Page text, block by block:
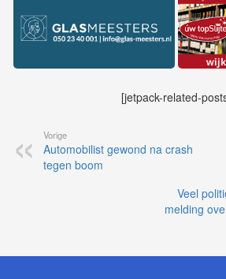
[jetpack-related-
Vorige
Automobilist gewond na crash
tegen boom
Veel
melding